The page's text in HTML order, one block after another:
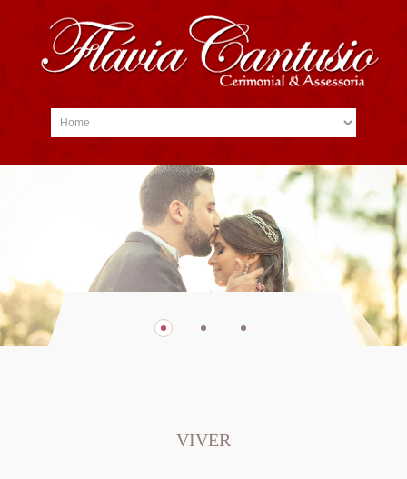
VIVER